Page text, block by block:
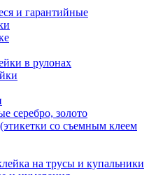
и гарантийные
в рулонах
серебро, золото
со съемным клеем
на трусы и купальники